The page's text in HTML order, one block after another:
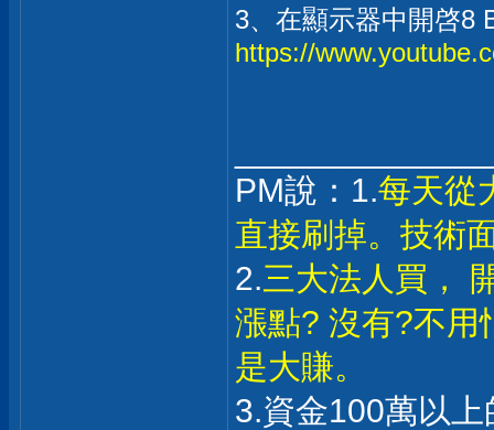
3、在顯示器中開啓8
https://
PM說：1.每天從
直接刷掉。技術
2.三大法人買，
漲點? 沒有?不用
是大賺。
3.資金100萬以